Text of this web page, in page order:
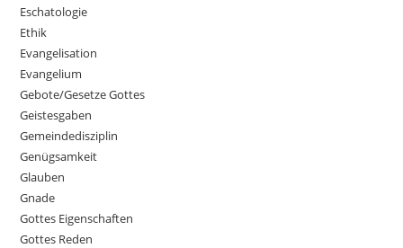
Eschatologie
Ethik
Evangelisation
Evangelium
Gebote/Gesetze Gottes
Geistesgaben
Gemeindedisziplin
Genügsamkeit
Glauben
Gnade
Gottes Eigenschaften
Gottes Reden